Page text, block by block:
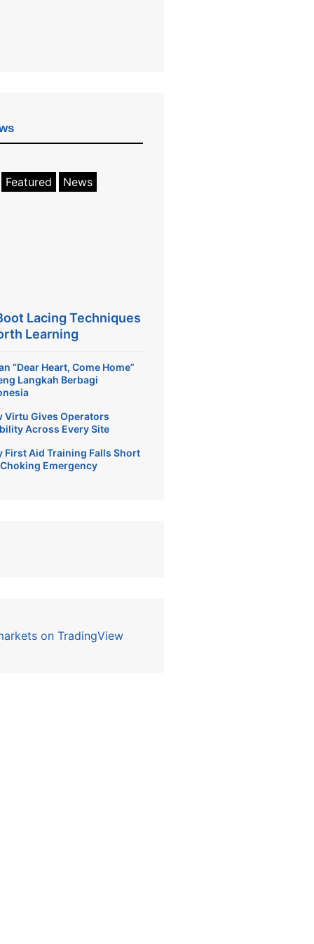
Featured News
Lacing Techniques
Learning
“Dear Heart, Come Home”
Langkah Berbagi
Virtu Gives Operators
Across Every Site
First Aid Training Falls Short
Emergency
on TradingView